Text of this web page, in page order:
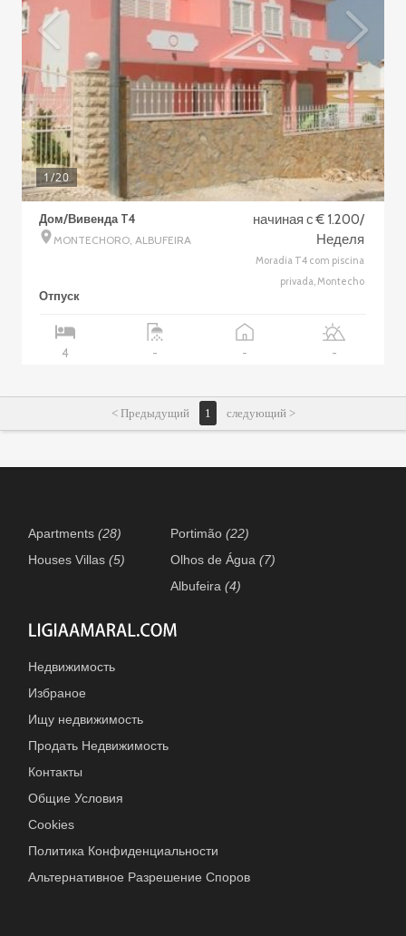
1/20
Дом/Вивенда T4
MONTECHORO, ALBUFEIRA
начиная с € 1.200/
Неделя
Moradia T4 com piscina
privada, Montecho
Отпуск
4 - - -
< Предыдущий 1 следующий >
Apartments(28)
Houses Villas(5)
Portimão(22)
Olhos de Água(7)
Albufeira(4)
Недвижимость
Избраное
Ищу недвижимость
Продать Недвижимость
Контакты
Общие Условия
Cookies
Политика Конфиденциальности
Альтернативное Разрешение Споров